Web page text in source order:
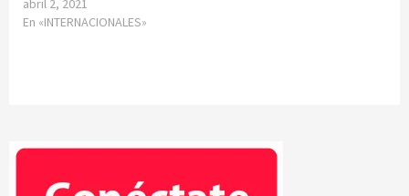
abril 2, 2021
En «INTERNACIONALES»